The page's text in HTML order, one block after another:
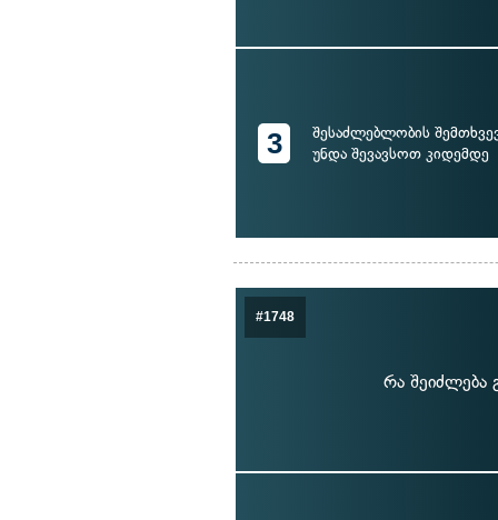
3
შესაძლებლობის
უნდა შევავსოთ კიდემდე
#1748
რა შეიძლება